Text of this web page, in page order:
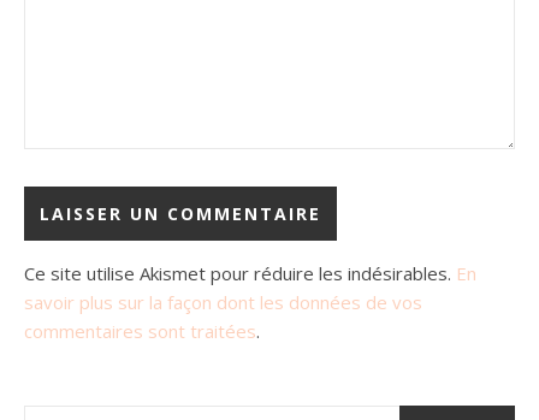
Ce site utilise Akismet pour réduire les indésirables. En
savoir plus sur la façon dont les données de vos
commentaires sont traitées.